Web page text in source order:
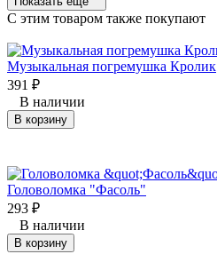
C этим товаром также покупают
Музыкальная погремушка Кролик
391 ₽
В наличии
В корзину
Головоломка "Фасоль"
293 ₽
В наличии
В корзину